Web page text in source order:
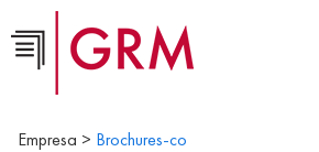
Empresa > Brochures-co